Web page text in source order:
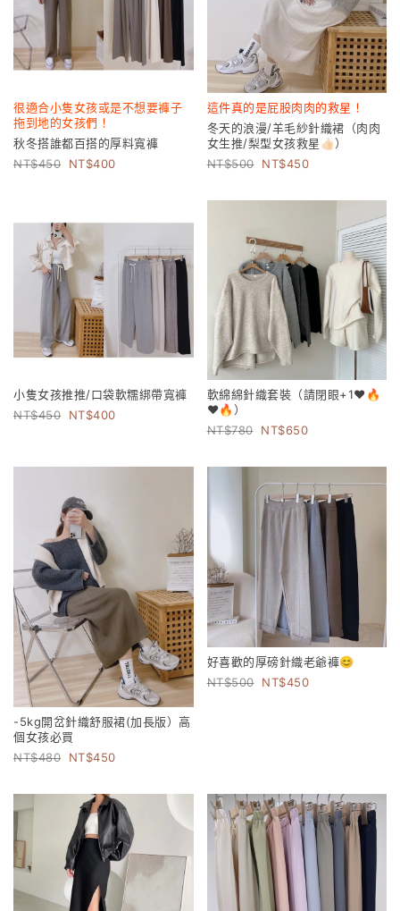
很適合小隻女孩或是不想要褲子
拖到地的女孩們！
秋冬搭誰都百搭的厚料寬褲
450
400
這件真的是屁股肉肉的救星！
冬天的浪漫/羊毛紗針織裙（肉肉
女生推/梨型女孩救星👍🏻）
500
450
小隻女孩推推/口袋軟糯綁帶寬褲
450
400
軟綿綿針織套裝（請閉眼+1❤️🔥
❤️🔥）
780
650
-5kg開岔針織舒服裙(加長版）高
個女孩必買
480
450
好喜歡的厚磅針織老爺褲😊
500
450